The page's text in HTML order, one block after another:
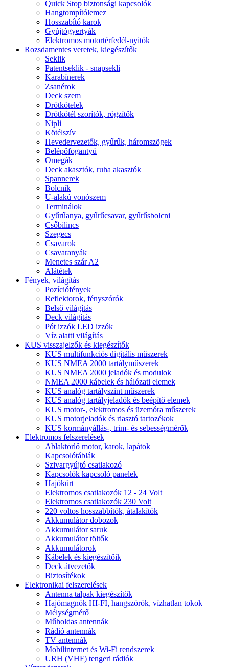
Quick Stop biztonsági kapcsolók
Hangtompítólemez
Hosszabító karok
Gyújtógyertyák
Elektromos motortérfedél-nyitók
Rozsdamentes veretek, kiegészítők
Seklik
Patentseklik - snapsekli
Karabínerek
Zsanérok
Deck szem
Drótkötelek
Drótkötél szorítók, rögzítők
Nipli
Kötélszív
Hevedervezetők, gyűrűk, háromszögek
Belépőfogantyú
Omegák
Deck akasztók, ruha akasztók
Spannerek
Bolcnik
U-alakú vonószem
Terminálok
Gyűrűanya, gyűrűcsavar, gyűrűsbolcni
Csőbilincs
Szegecs
Csavarok
Csavaranyák
Menetes szár A2
Alátétek
Fények, világítás
Pozíciófények
Reflektorok, fényszórók
Belső világítás
Deck világítás
Pót izzók LED izzók
Víz alatti világítás
KUS visszajelzők és kiegészítők
KUS multifunkciós digitális műszerek
KUS NMEA 2000 tartályműszerek
KUS NMEA 2000 jeladók és modulok
NMEA 2000 kábelek és hálózati elemek
KUS analóg tartályszint műszerek
KUS analóg tartályjeladók és beépítő elemek
KUS motor-, elektromos és üzemóra műszerek
KUS motorjeladók és riasztó tartozékok
KUS kormányállás-, trim- és sebességmérők
Elektromos felszerelések
Ablaktörlő motor, karok, lapátok
Kapcsolótáblák
Szivargyújtó csatlakozó
Kapcsolók kapcsoló panelek
Hajókürt
Elektromos csatlakozók 12 - 24 Volt
Elektromos csatlakozók 230 Volt
220 voltos hosszabbítók, átalakítók
Akkumulátor dobozok
Akkumulátor saruk
Akkumulátor töltők
Akkumulátorok
Kábelek és kiegészítőik
Deck átvezetők
Biztosítékok
Elektronikai felszerelések
Antenna talpak kiegészítők
Hajómagnók HI-FI, hangszórók, vízhatlan tokok
Mélységmérő
Műholdas antennák
Rádió antennák
TV antennák
Mobilinternet és Wi-Fi rendszerek
URH (VHF) tengeri rádiók